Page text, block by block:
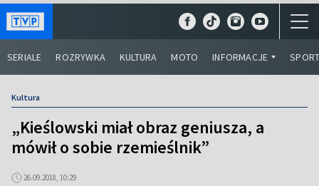
SERIALE ROZRYWKA KULTURA MOTO INFORMACJE
Kultura
„Kieślowski miał obraz geniusza, a
mówił o sobie rzemieślnik”
26.09.2018, 10:29